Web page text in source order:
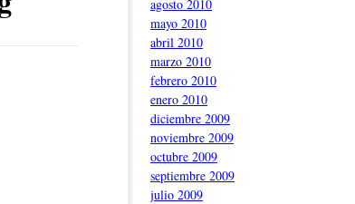
agosto 2010
mayo 2010
abril 2010
marzo 2010
febrero 2010
enero 2010
diciembre 2009
noviembre 2009
octubre 2009
septiembre 2009
julio 2009